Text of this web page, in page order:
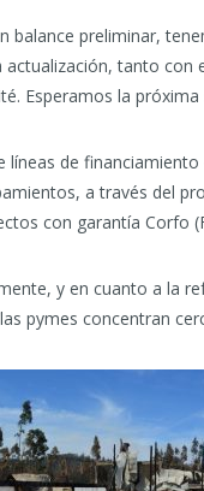
balance preliminar,
actualización, tanto con
Esperamos la
líneas de
a través del
con garantía Corfo
y en cuanto a la
pymes concentran